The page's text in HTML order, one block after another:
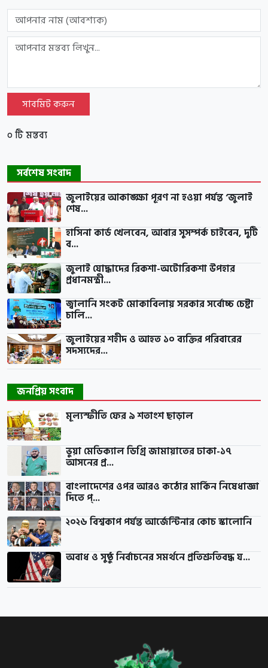
সাবমিট করুন
০ টি মন্তব্য
সর্বশেষ সংবাদ
জুলাইয়ের আকাঙ্ক্ষা পূরণ না হওয়া পর্যন্ত ‘জুলাই
শেষ...
হাসিনা কার্ড খেলবেন, আবার সুসম্পর্ক চাইবেন, দুটি
ব...
জুলাই যোদ্ধাদের রিকশা-অটোরিকশা উপহার
প্রধানমন্ত্রী...
জ্বালানি সংকট মোকাবিলায় সরকার সর্বোচ্চ চেষ্টা
চালি...
জুলাইয়ের শহীদ ও আহত ১০ ব্যক্তির পরিবারের
সদস্যদের...
জনপ্রিয় সংবাদ
মূল্যস্ফীতি ফের ৯ শতাংশ ছাড়াল
ভুয়া মেডিক্যাল ডিগ্রি জামায়াতের ঢাকা-১৭
আসনের প্র...
বাংলাদেশের ওপর আরও কঠোর মার্কিন নিষেধাজ্ঞা
দিতে প্...
২০২৬ বিশ্বকাপ পর্যন্ত আর্জেন্টিনার কোচ স্কালোনি
অবাধ ও সুষ্ঠু নির্বাচনের সমর্থনে প্রতিশ্রুতিবদ্ধ য...